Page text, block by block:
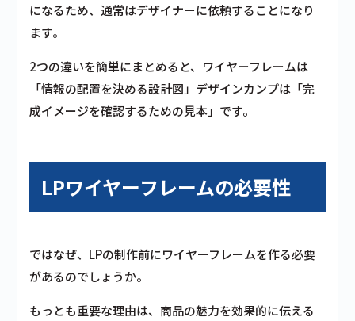
になるため、通常はデザイナーに依頼することになり
ます。
2つの違いを簡単にまとめると、ワイヤーフレームは
「情報の配置を決める設計図」デザインカンプは「完
成イメージを確認するための見本」です。
LPワイヤーフレームの必要性
ではなぜ、LPの制作前にワイヤーフレームを作る必要
があるのでしょうか。
もっとも重要な理由は、商品の魅力を効果的に伝える